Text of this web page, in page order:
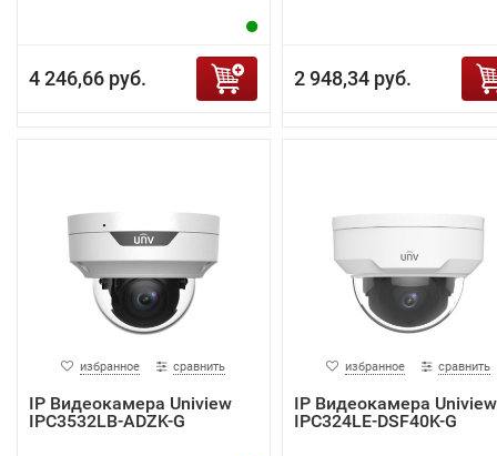
4 246,66 руб. 2 948,34 руб.
избранное сравнить
IP Видеокамера Uniview
IPC3532LB-ADZK-G
избранное сравнить
IP Видеокамера Uniview
IPC324LE-DSF40K-G